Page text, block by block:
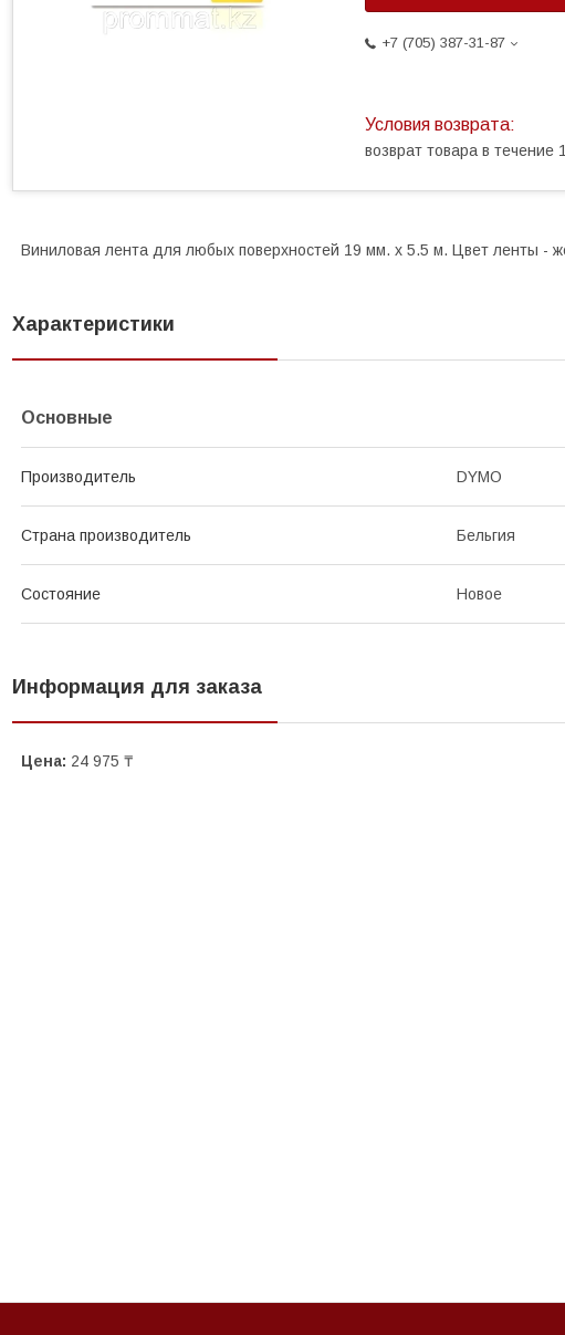
+7 (705) 387-31-87
возврат товара в течение
Виниловая лента для любых поверхностей 19 мм. х 5.5 м. Цвет ленты -
Характеристики
Основные
Производитель DYMO
Страна производитель Бельгия
Состояние Новое
Информация для заказа
Цена: 24 975 ₸